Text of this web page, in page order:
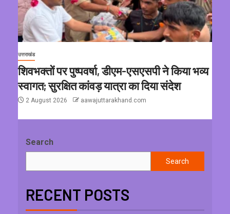
उत्तराखंड
शिवभक्तों पर पुष्पवर्षा, डीएम-एसएसपी ने किया भव्य
स्वागत; सुरक्षित कांवड़ यात्रा का दिया संदेश
2 August 2026 aawajuttarakhand.com
Search
Search
RECENT POSTS